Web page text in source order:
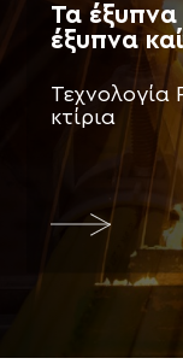
Τα
έξυπνα
κτίρια
More